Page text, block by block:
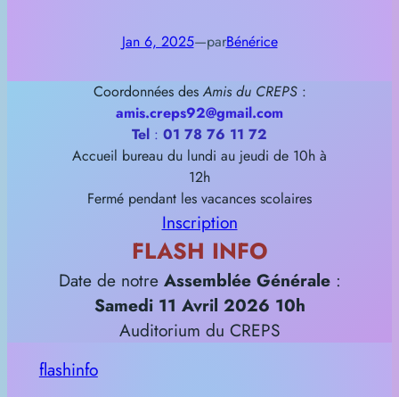
Jan 6, 2025—parBénérice
Coordonnées desAmis du CREPS:
amis.creps92@gmail.com
Tel : 01 78 76 11 72
Accueil bureau du lundi au jeudi de 10h à
12h
Fermé pendant les vacances scolaires
Inscription
FLASH INFO
Date de notre Assemblée Générale:
Samedi 11 Avril 2026 10h
Auditorium du CREPS
flashinfo